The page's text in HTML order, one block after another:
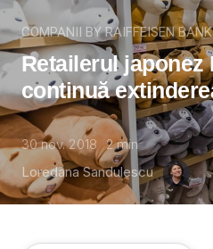
COMPANII BY RAIFFEISEN BANK
Retailerul japonez
continuă
30 nov. 2018 2min
Loredana Sandulescu